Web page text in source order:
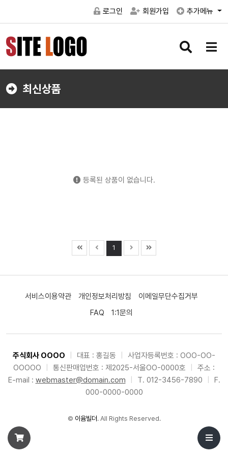
로그인 회원가입 추가메뉴
검
버
메
버
최신상품
등록된 상품이 없습니다.
1
서비스이용약관 개인정보처리방침
이메일무단수집거부
FAQ
1:1문의
주식회사 OOOO 대표 : 홍길동
사업자등록번호 : OOO-OO-
OOOOO
통신판매업번호 : 제2025-서울OO-0000호
주소 :
E-mail : webmaster@domain.com T. 012-3456-7890
F.
000-0000-0000
© 이윰빌더 . All Rights Reserved.